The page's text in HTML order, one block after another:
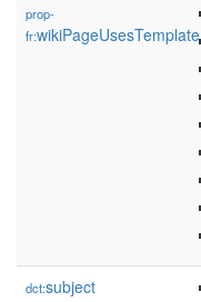
prop-
fr:wikiPageUsesTemplate
dct:subject